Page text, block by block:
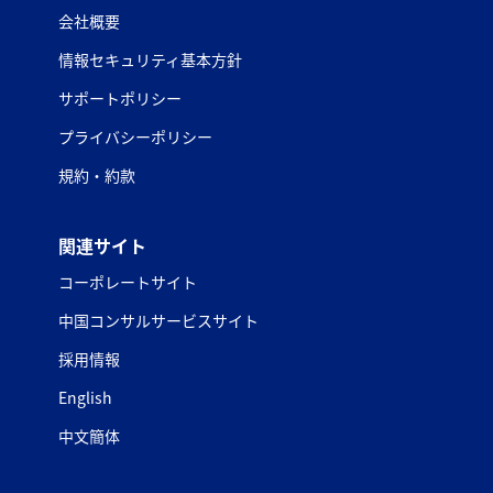
会社概要
情報セキュリティ基本方針
サポートポリシー
プライバシーポリシー
規約・約款
関連サイト
コーポレートサイト
中国コンサルサービスサイト
採用情報
English
中文簡体